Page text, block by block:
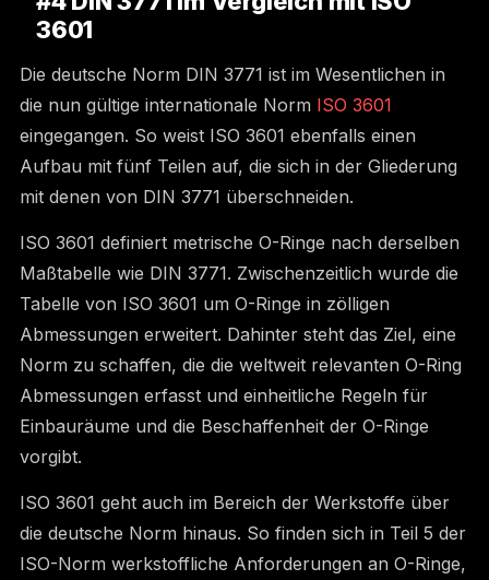
3601
Die deutsche Norm DIN 3771 ist im Wesentlichen in
die nun gültige internationale Norm ISO 3601
eingegangen. So weist ISO 3601 ebenfalls einen
Aufbau mit fünf Teilen auf, die sich in der Gliederung
mit denen von DIN 3771 überschneiden.
ISO 3601 definiert metrische O-Ringe nach derselben
Maßtabelle wie DIN 3771. Zwischenzeitlich wurde die
Tabelle von ISO 3601 um O-Ringe in zölligen
Abmessungen erweitert. Dahinter steht das Ziel, eine
Norm zu schaffen, die die weltweit relevanten O-Ring
Abmessungen erfasst und einheitliche Regeln für
Einbauräume und die Beschaffenheit der O-Ringe
vorgibt.
ISO 3601 geht auch im Bereich der Werkstoffe über
die deutsche Norm hinaus. So finden sich in Teil 5 der
ISO-Norm werkstoffliche Anforderungen an O-Ringe,